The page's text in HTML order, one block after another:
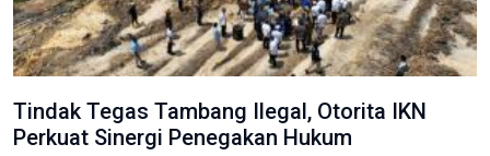
Tindak Tegas Tambang Ilegal, Otorita IKN
Perkuat Sinergi Penegakan Hukum